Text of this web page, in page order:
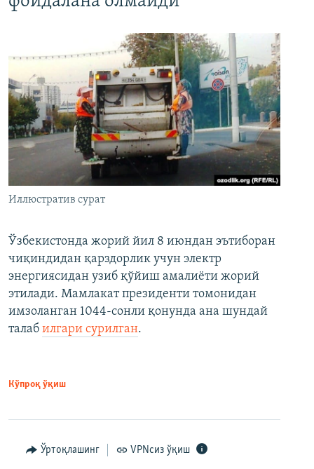
Иллюстратив сурат
Ўзбекистонда жорий йил 8 июндан эътиборан
чиқиндидан қарздорлик учун электр
энергиясидан узиб қўйиш амалиёти жорий
этилади. Мамлакат президенти томонидан
имзоланган 1044-сонли қонунда ана шундай
талаб илгари сурилган.
Кўпроқ ўқиш
Ўртоқлашинг VPNсиз ўқиш